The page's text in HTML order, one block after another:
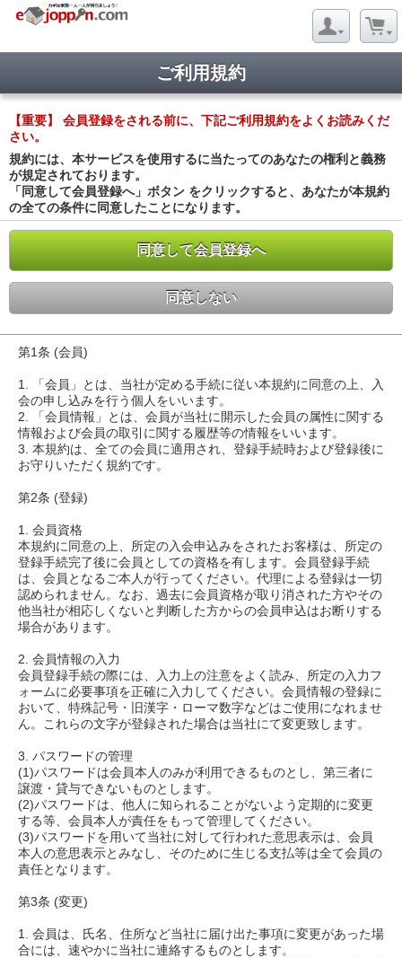
ご利用規約
【重要】 会員登録をされる前に、下記ご利用規約をよくお読みくだ
さい。
規約には、本サービスを使用するに当たってのあなたの権利と義務
が規定されております。
「同意して会員登録へ」ボタン をクリックすると、あなたが本規約
の全ての条件に同意したことになります。
同意して会員登録へ
同意しない
第1条 (会員)
1. 「会員」とは、当社が定める手続に従い本規約に同意の上、入
会の申し込みを行う個人をいいます。
2. 「会員情報」とは、会員が当社に開示した会員の属性に関する
情報および会員の取引に関する履歴等の情報をいいます。
3. 本規約は、全ての会員に適用され、登録手続時および登録後に
お守りいただく規約です。
第2条 (登録)
1. 会員資格
本規約に同意の上、所定の入会申込みをされたお客様は、所定の
登録手続完了後に会員としての資格を有します。会員登録手続
は、会員となるご本人が行ってください。代理による登録は一切
認められません。なお、過去に会員資格が取り消された方やその
他当社が相応しくないと判断した方からの会員申込はお断りする
場合があります。
2. 会員情報の入力
会員登録手続の際には、入力上の注意をよく読み、所定の入力フ
ォームに必要事項を正確に入力してください。会員情報の登録に
おいて、特殊記号・旧漢字・ローマ数字などはご使用になれませ
ん。これらの文字が登録された場合は当社にて変更致します。
3. パスワードの管理
(1)パスワードは会員本人のみが利用できるものとし、第三者に
譲渡・貸与できないものとします。
(2)パスワードは、他人に知られることがないよう定期的に変更
する等、会員本人が責任をもって管理してください。
(3)パスワードを用いて当社に対して行われた意思表示は、会員
本人の意思表示とみなし、そのために生じる支払等は全て会員の
責任となります。
第3条 (変更)
1. 会員は、氏名、住所など当社に届け出た事項に変更があった場
合には、速やかに当社に連絡するものとします。